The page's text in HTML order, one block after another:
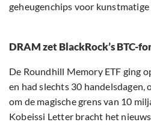
geheugenchips voor
DRAM zet BlackRock’s BTC-
De Roundhill Memory ETF ging
en had slechts 30 handelsdagen,
om de magische grens van 10
Kobeissi Letter bracht het